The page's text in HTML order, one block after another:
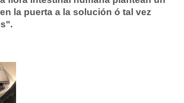
la puerta a la solución ó tal vez